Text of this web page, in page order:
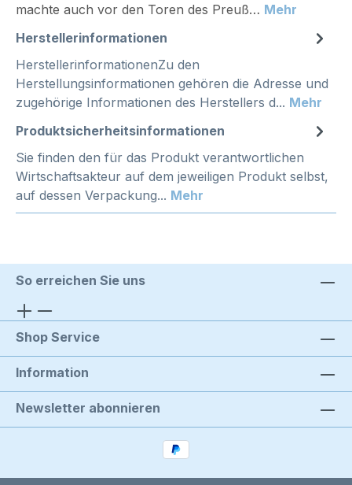
machte auch vor den Toren des Preuß… Mehr
Herstellerinformationen
HerstellerinformationenZu den
Herstellungsinformationen gehören die Adresse und
zugehörige Informationen des Herstellers d... Mehr
Produktsicherheitsinformationen
Sie finden den für das Produkt verantwortlichen
Wirtschaftsakteur auf dem jeweiligen Produkt selbst,
auf dessen Verpackung... Mehr
So erreichen Sie uns
Shop Service
Information
Newsletter abonnieren